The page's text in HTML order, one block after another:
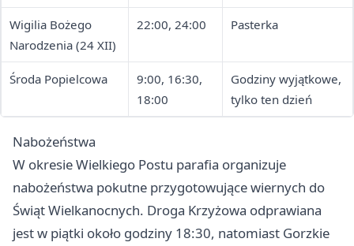
Wigilia Bożego
Narodzenia (24 XII)
22:00, 24:00 Pasterka
Środa Popielcowa
9:00, 16:30,
18:00
Godziny wyjątkowe,
tylko ten dzień
Nabożeństwa
W okresie Wielkiego Postu parafia organizuje
nabożeństwa pokutne przygotowujące wiernych do
Świąt Wielkanocnych. Droga Krzyżowa odprawiana
jest w piątki około godziny 18:30, natomiast Gorzkie